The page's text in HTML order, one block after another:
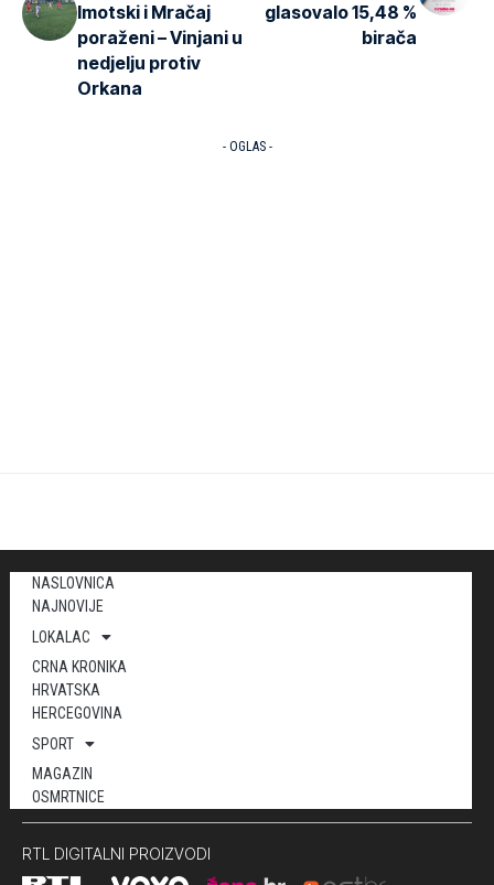
Imotski i Mračaj
poraženi – Vinjani u
nedjelju protiv
Orkana
glasovalo 15,48 %
birača
- OGLAS -
NASLOVNICA
NAJNOVIJE
LOKALAC
CRNA KRONIKA
HRVATSKA
HERCEGOVINA
SPORT
MAGAZIN
OSMRTNICE
RTL DIGITALNI PROIZVODI